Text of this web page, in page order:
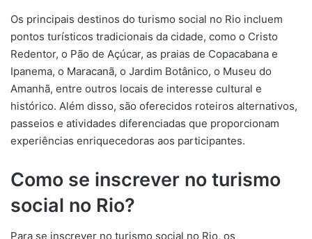
Os principais destinos do turismo social no Rio incluem
pontos turísticos tradicionais da cidade, como o Cristo
Redentor, o Pão de Açúcar, as praias de Copacabana e
Ipanema, o Maracanã, o Jardim Botânico, o Museu do
Amanhã, entre outros locais de interesse cultural e
histórico. Além disso, são oferecidos roteiros alternativos,
passeios e atividades diferenciadas que proporcionam
experiências enriquecedoras aos participantes.
Como se inscrever no turismo
social no Rio?
Para se inscrever no turismo social no Rio, os